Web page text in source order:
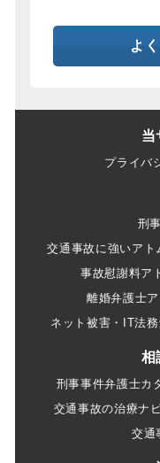
よ
当
プライバ
刑
交通事故に強いアト
事故慰謝料ア
離婚弁護士
ネット被害・IT法
相
刑事事件弁護士カ
交通事故の治療ナ
交通